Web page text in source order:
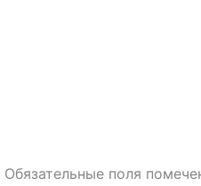
Обязательные поля